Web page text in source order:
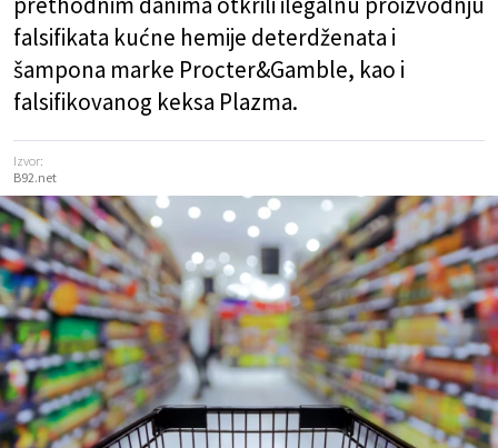
falsifikata kućne hemije deterdženata i
šampona marke Procter&Gamble, kao i
falsifikovanog keksa Plazma.
Izvor:
B92.net